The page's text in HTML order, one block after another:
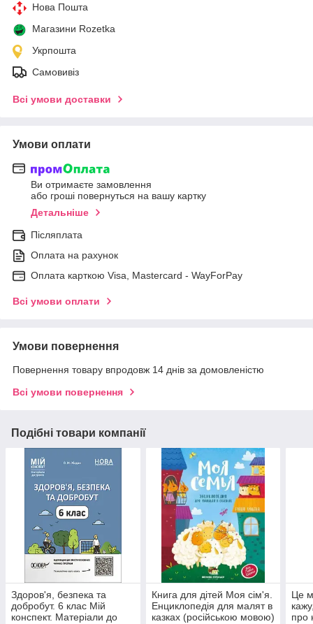
Нова Пошта
Магазини Rozetka
Укрпошта
Самовивіз
Всі умови доставки
Умови оплати
Ви отримаєте замовлення
або гроші повернуться на вашу картку
Детальніше
Післяплата
Оплата на рахунок
Оплата карткою Visa, Mastercard - WayForPay
Всі умови оплати
Умови повернення
Повернення товару впродовж 14 днів за домовленістю
Всі умови повернення
Подібні товари компанії
Здоров'я, безпека та
добробут. 6 клас Мій
конспект. Матеріали до
Книга для дітей Моя сім'я.
Енциклопедія для малят в
казках (російською мовою)
Це
про